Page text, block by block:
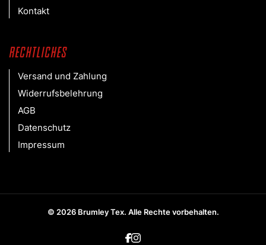
Kontakt
Rechtliches
Versand und Zahlung
Widerrufsbelehrung
AGB
Datenschutz
Impressum
© 2026 Brumley Tex. Alle Rechte vorbehalten.